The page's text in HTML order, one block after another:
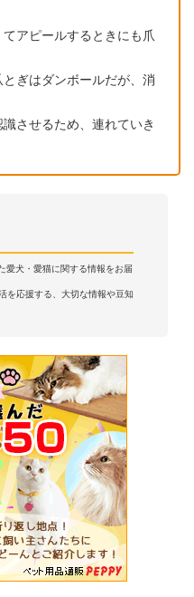
アピールするときにも爪
ぎはダンボールだが、消
させるため、連れていき
愛犬・愛猫に関する情報をお届
を応援する、大切な情報や豆知